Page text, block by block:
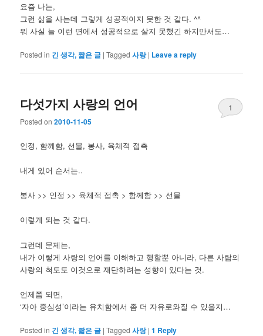
요즘 나는,
그런 삶을 사는데 그렇게 성공적이지 못한 것 같다. ^^
뭐 사실 늘 이런 면에서 성공적으로 살지 못했긴 하지만서도…
Posted in 긴 생각, 짧은 글 |Tagged 사랑 | Leave a reply
다섯가지 사랑의 언어
Posted on2010-11-05
1
인정, 함께함, 선물, 봉사, 육체적 접촉
내게 있어 순서는..
봉사 >> 인정 >> 육체적 접촉 > 함께함 >> 선물
이렇게 되는 것 같다.
그런데 문제는,
내가 이렇게 사랑의 언어를 이해하고 행할뿐 아니라, 다른 사람의
사랑의 척도도 이것으로 재단하려는 성향이 있다는 것.
언제쯤 되면,
‘자아 중심성’이라는 유치함에서 좀 더 자유로와질 수 있을지…
Posted in 긴 생각, 짧은 글 |Tagged 사랑 |1 Reply